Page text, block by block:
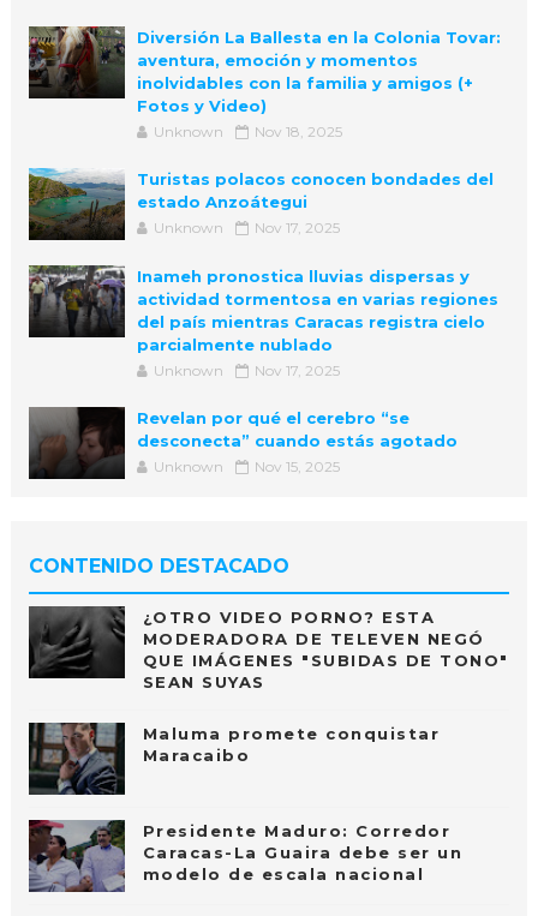
Diversión La Ballesta en la Colonia Tovar:
aventura, emoción y momentos
inolvidables con la familia y amigos (+
Fotos y Video)
Unknown Nov 18, 2025
Turistas polacos conocen bondades del
estado Anzoátegui
Unknown Nov 17, 2025
Inameh pronostica lluvias dispersas y
actividad tormentosa en varias regiones
del país mientras Caracas registra cielo
parcialmente nublado
Unknown Nov 17, 2025
Revelan por qué el cerebro “se
desconecta” cuando estás agotado
Unknown Nov 15, 2025
CONTENIDO DESTACADO
¿OTRO VIDEO PORNO? ESTA
MODERADORA DE TELEVEN NEGÓ
QUE IMÁGENES "SUBIDAS DE TONO"
SEAN SUYAS
Maluma promete conquistar
Maracaibo
Presidente Maduro: Corredor
Caracas-La Guaira debe ser un
modelo de escala nacional